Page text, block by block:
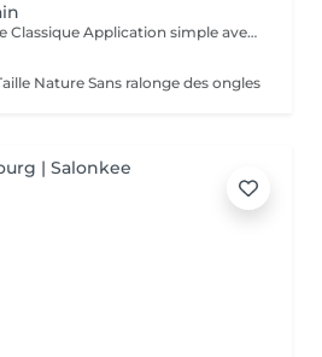
1. Pose Semi-Permanente Classique Application simple avec une fine couche de base. Idéale pour celles qui souhaitent de la couleur, de la brillance et un léger renfort. Tenue moyenne 2 semaines. 2. Pose Semi + Renfort Combinaison d'une base classique avec une couche de renfort. Offre une meilleure résistance que le semi-permanent classique, parfaite pour les ongles naturels. Moyenne Tenue de 2 à 3 semaines. 3. Pose Semi + Fiber Ultra Base classique combinée à un gel enrichi en fibres, idéale pour les ongles fragiles ou nécessitant un renforcement supplémentaire. Tenue Moyenne 3 à 4 semaines.
Nature Sans ralonge des ongles